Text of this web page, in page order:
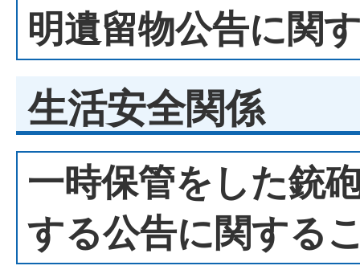
明遺留物公告に関
生活安全関係
一時保管をした銃
する公告に関する